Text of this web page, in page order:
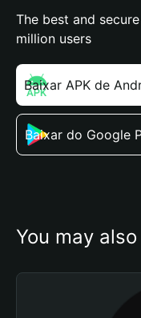
The best and
million users
Baixar APK de
Baixar do Google
You may